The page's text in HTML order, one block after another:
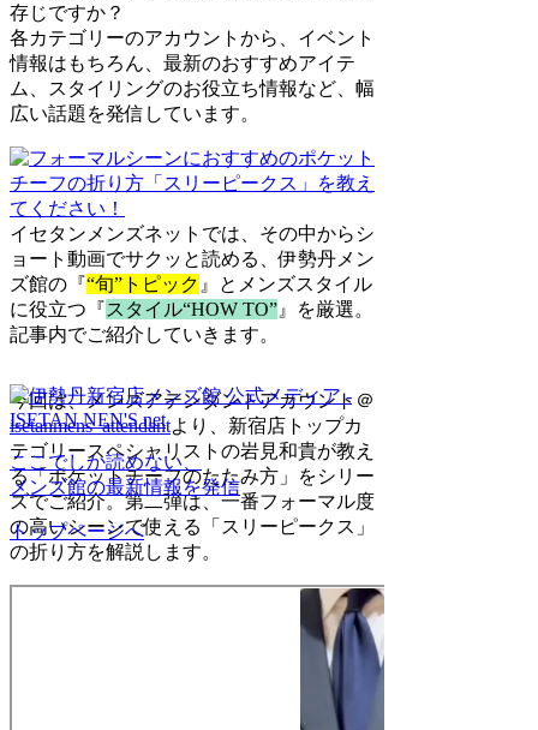
存じですか？
各カテゴリーのアカウントから、イベント
情報はもちろん、最新のおすすめアイテ
ム、スタイリングのお役立ち情報など、幅
広い話題を発信しています。
イセタンメンズネットでは、その中から シ
ョート動画でサクッと読める、伊勢丹メン
ズ館の 『“旬”トピック 』
とメンズスタイル
に役立つ 『スタイル“HOW TO” 』
を厳選。
記事内でご紹介していきます。
今回は、メンズアテンダントアカウント＠
isetanmens_attendantより、新宿店トップカ
テゴリースペシャリストの岩見和貴が教え
る「ポケットチーフのたたみ方」をシリー
ズでご紹介。第二弾は、一番フォーマル度
の高いシーンで使える「スリーピークス」
の折り方を解説します。
ここでしか読めない、
メンズ館の最新情報を発信
トップページへ